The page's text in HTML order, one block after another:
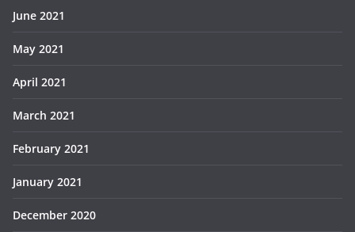
June 2021
May 2021
April 2021
March 2021
February 2021
January 2021
December 2020